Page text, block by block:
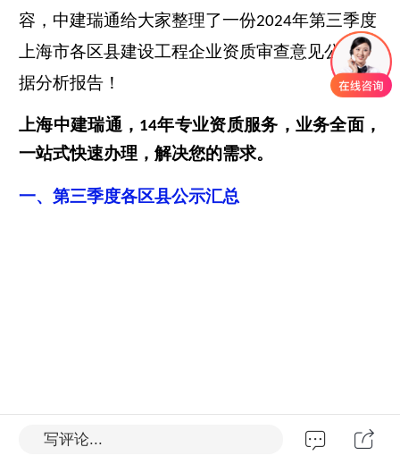
容，中建瑞通给大家整理了一份2024年第三季度
上海市各区县建设工程企业资质审查意见公示数
据分析报告！
上海中建瑞通， 14年专业资质服务，业务全面，
一站式快速办理，解决您的需求。
一、 第三季度各区县公示汇总
写评论...